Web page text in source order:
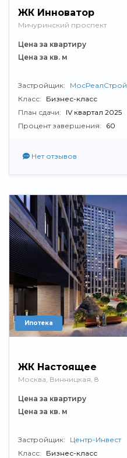
ЖК Инноватор
Мичуринский проспект
Цена за квартиру
Цена за кв. м
Застройщик:
МосРеалСтрой
Класс:
Бизнес-класс
План сдачи:
IV квартал 2025
Процент завершения:
60
Нет отзывов
Ипотека
ЖК Настоящее
Москва, ​Винницкая, 8
Цена за квартиру
Цена за кв. м
Застройщик:
Центр-Инвест
Класс:
Бизнес-класс